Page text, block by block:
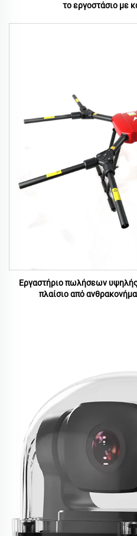
το εργοστάσιο με
Εργαστήριο πωλήσεων
πλαίσιο από